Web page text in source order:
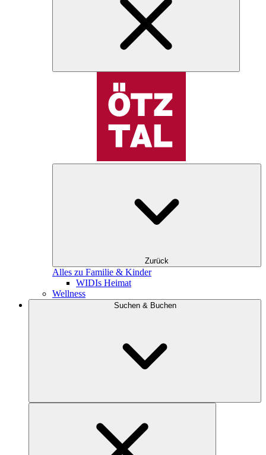
Zurück
Alles zu Familie & Kinder
WIDIs Heimat
Wellness
Suchen & Buchen